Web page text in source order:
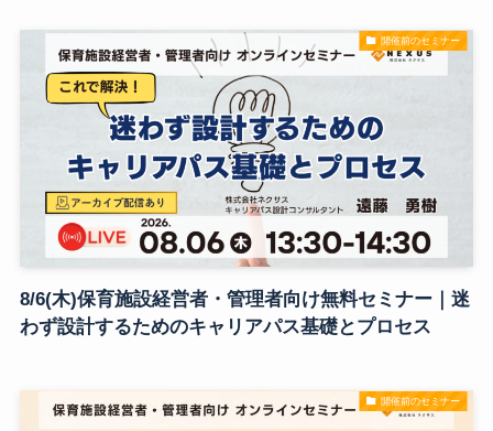
開催前のセミナー
8/6(木)保育施設経営者・管理者向け無料セミナー｜迷
わず設計するためのキャリアパス基礎とプロセス
開催前のセミナー